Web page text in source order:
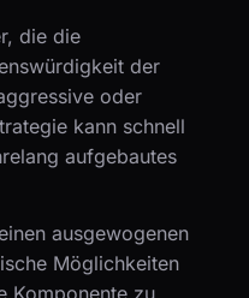
die die
der
oder
kann schnell
aufgebautes
ausgewogenen
Möglichkeiten
Komponente zu